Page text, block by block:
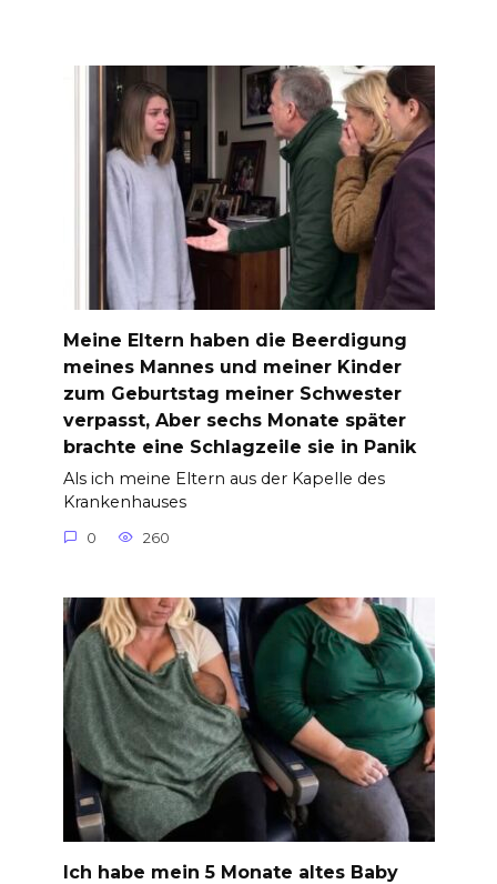
Meine Eltern haben die Beerdigung
meines Mannes und meiner Kinder
zum Geburtstag meiner Schwester
verpasst, Aber sechs Monate später
brachte eine Schlagzeile sie in Panik
Als ich meine Eltern aus der Kapelle des
Krankenhauses
0 260
Ich habe mein 5 Monate altes Baby